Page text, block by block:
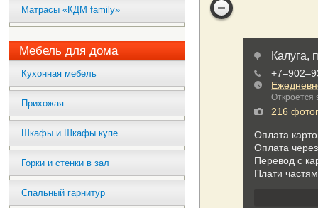
Матрасы «КДМ family»
Мебель для дома
Кухонная мебель
Прихожая
Шкафы и Шкафы купе
Горки и стенки в зал
Спальный гарнитур